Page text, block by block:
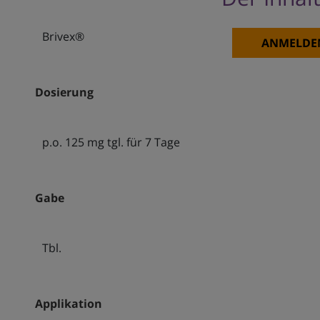
Brivex®
Dosierung
p.o. 125 mg tgl. für 7 Tage
Gabe
Tbl.
Applikation